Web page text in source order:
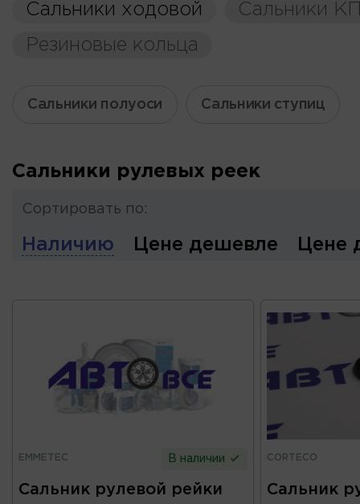
Сальники ходовой
Сальники
Резиновые кольца
Сальники полуоси Сальники ступиц
Сальники рулевых реек
Сортировать по:
Наличию Цене дешевле Цене
EMMETEC В наличии
Сальник рулевой рейки
CORTECO
Сальник